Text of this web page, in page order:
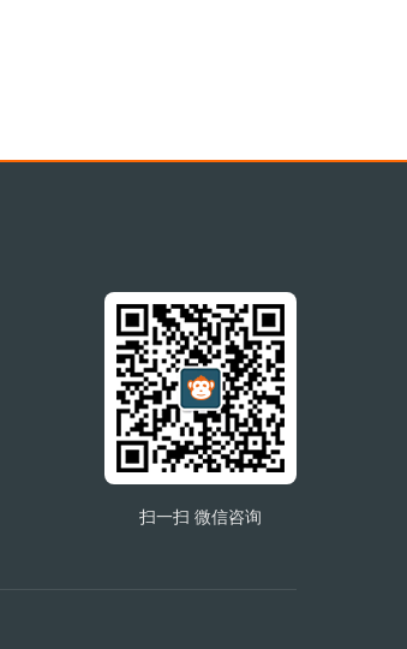
扫一扫 微信咨询